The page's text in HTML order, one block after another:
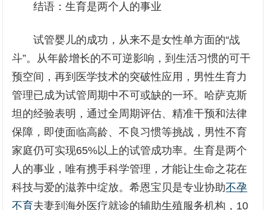
结语：生育是两个人的事业
试管婴儿的成功，从来不是女性单方面的“战
斗”。从年龄增长的不可逆影响，到生活习惯的可干
预空间，再到医学技术的突破性应用，男性生育力
管理已成为试管周期中不可或缺的一环。哈萨克斯
坦的经验表明，通过全周期评估、精准干预和法律
保障，即使面临高龄、不良习惯等挑战，男性不育
家庭仍可实现65%以上的试管成功率。生育是两个
人的事业，唯有携手科学管理，才能让生命之花在
科技与爱的滋养中绽放。希恩宝贝是专业协助不孕
不育夫妻到海外医疗就诊的辅助生殖服务机构，10